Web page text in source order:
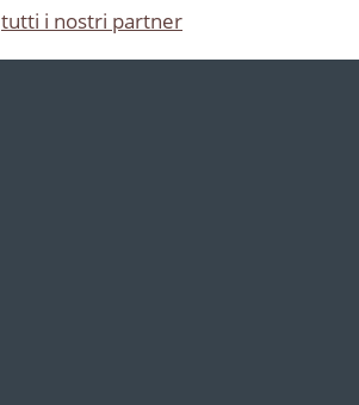
tutti i nostri partner